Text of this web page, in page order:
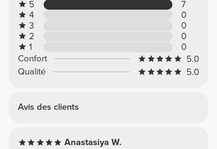
5
7
4
0
3
0
2
0
1
0
Confort
5.0
Qualité
5.0
Avis des clients
Anastasiya W.